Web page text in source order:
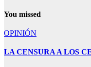
You missed
OPINIÓN
LA CENSURA A LOS